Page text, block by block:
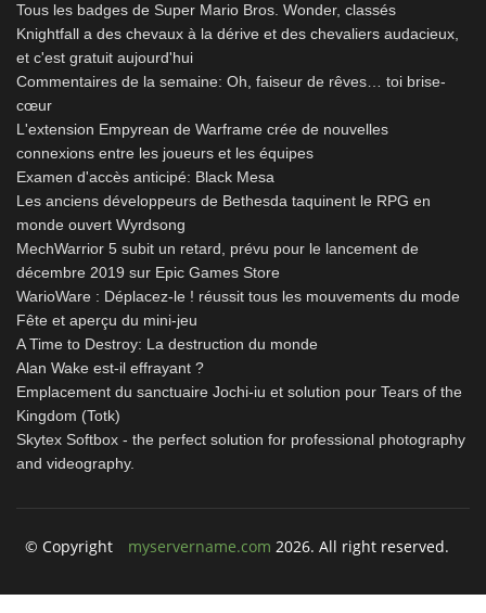
Tous les badges de Super Mario Bros. Wonder, classés
Knightfall a des chevaux à la dérive et des chevaliers audacieux,
et c'est gratuit aujourd'hui
Commentaires de la semaine: Oh, faiseur de rêves… toi brise-
cœur
L'extension Empyrean de Warframe crée de nouvelles
connexions entre les joueurs et les équipes
Examen d'accès anticipé: Black Mesa
Les anciens développeurs de Bethesda taquinent le RPG en
monde ouvert Wyrdsong
MechWarrior 5 subit un retard, prévu pour le lancement de
décembre 2019 sur Epic Games Store
WarioWare : Déplacez-le ! réussit tous les mouvements du mode
Fête et aperçu du mini-jeu
A Time to Destroy: La destruction du monde
Alan Wake est-il effrayant ?
Emplacement du sanctuaire Jochi-iu et solution pour Tears of the
Kingdom (Totk)
Skytex Softbox - the perfect solution for professional photography
and videography.
© Copyright myservername.com 2026. All right reserved.